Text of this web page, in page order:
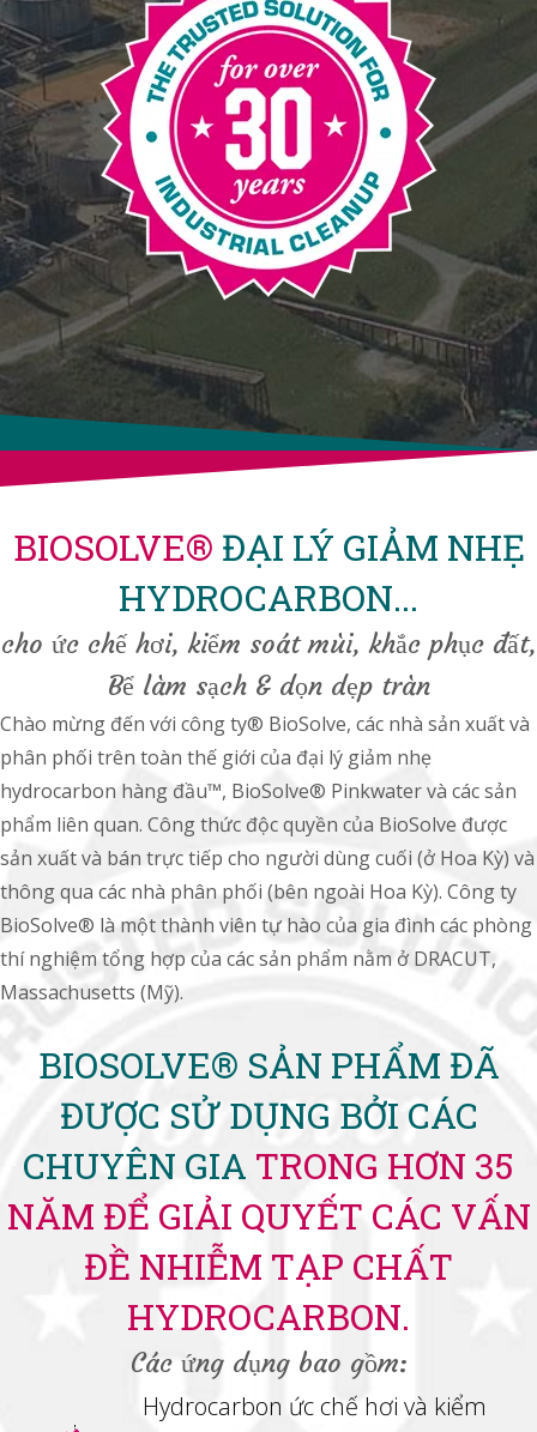
BIOSOLVE® ĐẠI LÝ GIẢM NHẸ
HYDROCARBON...
cho ức chế hơi, kiểm soát mùi, khắc phục đất,
Bể làm sạch & dọn dẹp tràn
Chào mừng đến với công ty® BioSolve, các nhà sản xuất và
phân phối trên toàn thế giới của đại lý giảm nhẹ
hydrocarbon hàng đầu™, BioSolve® Pinkwater và các sản
phẩm liên quan. Công thức độc quyền của BioSolve được
sản xuất và bán trực tiếp cho người dùng cuối (ở Hoa Kỳ) và
thông qua các nhà phân phối (bên ngoài Hoa Kỳ). Công ty
BioSolve® là một thành viên tự hào của gia đình các phòng
thí nghiệm tổng hợp của các sản phẩm nằm ở DRACUT,
Massachusetts (Mỹ).
BIOSOLVE® SẢN PHẨM ĐÃ
ĐƯỢC SỬ DỤNG BỞI CÁC
CHUYÊN GIA TRONG HƠN 35
NĂM ĐỂ GIẢI QUYẾT CÁC VẤN
ĐỀ NHIỄM TẠP CHẤT
HYDROCARBON.
Các ứng dụng bao gồm:
Hydrocarbon ức chế hơi và kiểm